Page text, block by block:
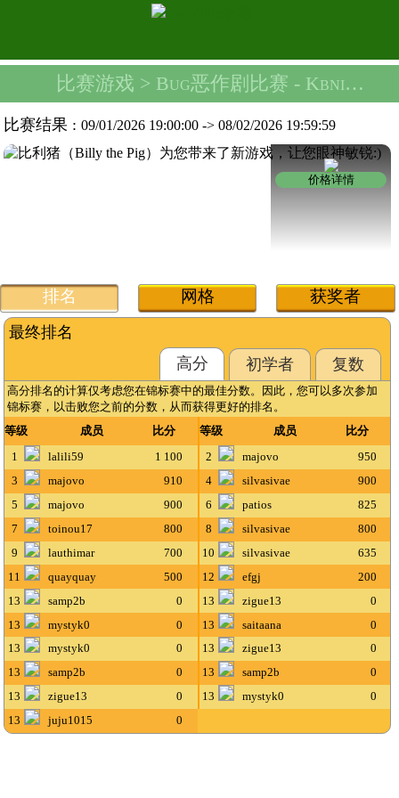
比赛游戏 > Bug恶作剧比赛 - Kbnian工具带
比赛结果 :09/01/2026 19:00:00 ->08/02/2026 19:59:59
价格详情
排名 网格 获奖者
最终排名
高分
初学者 复数
高分排名的计算仅考虑您在锦标赛中的最佳分数。因此，您可以多次参加
锦标赛，以击败您之前的分数，从而获得更好的排名。
等级
成员 比分 等级 成员
比分
1
lalili59 1 100 2 majovo
950
3
majovo 910 4 silvasivae
900
5
majovo 900 6 patios
825
7
toinou17 800 8 silvasivae
800
9
lauthimar 700 10 silvasivae
635
11
quayquay 500 12 efgj
200
13
samp2b 0 13 zigue13
0
13
mystyk0 0 13 saitaana
0
13
mystyk0 0 13 zigue13
0
13
samp2b 0 13 samp2b
0
13
zigue13 0 13 mystyk0
0
13
juju1015 0